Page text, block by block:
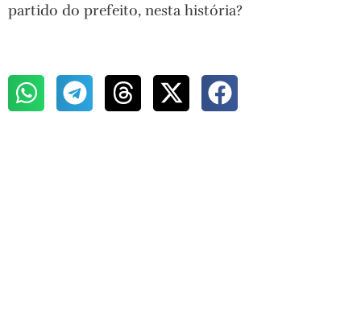
partido do prefeito, nesta história?